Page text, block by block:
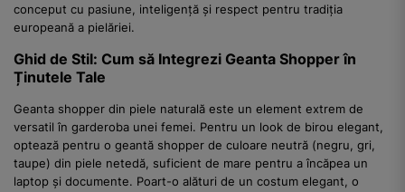
conceput cu pasiune, inteligență și respect pentru tradiția
europeană a pielăriei.
Ghid de Stil: Cum să Integrezi Geanta Shopper în
Ținutele Tale
Geanta shopper din piele naturală este un element extrem de
versatil în garderoba unei femei. Pentru un look de birou elegant,
optează pentru o geantă shopper de culoare neutră (negru, gri,
taupe) din piele netedă, suficient de mare pentru a încăpea un
laptop și documente. Poart-o alături de un costum elegant, o